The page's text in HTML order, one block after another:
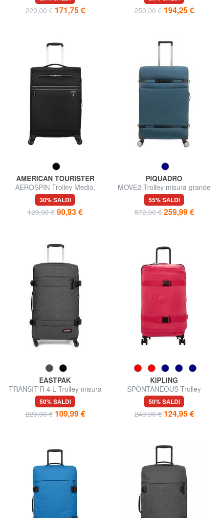
229,00 € 171,75 € 259,00 € 194,25 €
AMERICAN TOURISTER
AEROSPIN Trolley Medio,
espandibile
30% SALDI
129,90 € 90,93 €
PIQUADRO
MOVE2 Trolley misura grande
55% SALDI
572,00 € 259,99 €
EASTPAK
TRANSIT'R 4 L Trolley misura
grande
50% SALDI
220,00 € 109,99 €
KIPLING
SPONTANEOUS Trolley
misura media
50% SALDI
249,90 € 124,95 €